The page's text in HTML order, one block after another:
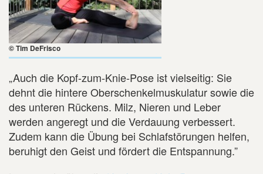
© Tim DeFrisco
„Auch die Kopf-zum-Knie-Pose ist vielseitig: Sie
dehnt die hintere Oberschenkelmuskulatur sowie die
des unteren Rückens. Milz, Nieren und Leber
werden angeregt und die Verdauung verbessert.
Zudem kann die Übung bei Schlafstörungen helfen,
beruhigt den Geist und fördert die Entspannung.”